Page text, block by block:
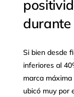
Si bien desde
inferiores al
marca
ubicó muy por